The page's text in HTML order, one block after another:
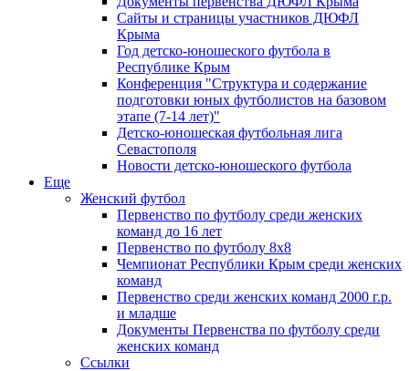
Сайты и страницы участников ДЮФЛ
Крыма
Год детско-юношеского футбола в
Республике Крым
Конференция "Структура и содержание
подготовки юных футболистов на базовом
этапе (7-14 лет)"
Детско-юношеская футбольная лига
Севастополя
Новости детско-юношеского футбола
Еще
Женский футбол
Первенство по футболу среди женских
команд до 16 лет
Первенство по футболу 8х8
Чемпионат Республики Крым среди женских
команд
Первенство среди женских команд 2000 г.р.
и младше
Документы Первенства по футболу среди
женских команд
Ссылки